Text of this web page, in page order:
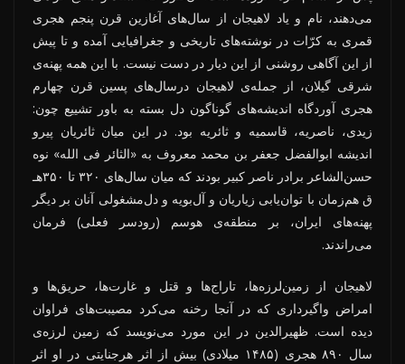
می‌دهند، نام و یاد لاهیجان از سال‌های آغازین قرن پنجم هجری
قمری به کرّات در نوشته‌های تاریخی و جغرافیایی آمده و تا پیش
از این آگاهی روشنی از این دیار در دست نیست. با این همه پهنه‌ی
شرقی گیلان، از جمله‌ی لاهیجان درسال‌های پسین قرن چهارم
هجری آوردگاه اندیشه‌های گوناگون دل بسته به باور تشییع چون:
زیدی، ناصریه، قاسمیه و ثائریه بود. در این میان ثائریان پیرو
اندیشه ابوالفضل جعفر بن محمد معروف به «الثائر فی الله» نوه
حسن‌الشاعر برادر ناصر کبیر بودند که میان سال‌های ۳۲۰ تا ۳۵۰هـ
ق هم‌زمان با توان‌یابی زیاریان و آل‌بویه و دل‌مشغولی آنان بر دیگر
پهنه‌های ایران، بر منطقه‌ی هوسم (رودسر فعلی) فرمان
می‌راندند.
لاهیجان از زمین‌لرزه‌ها، تاراج‌ها و قتل و غارت‌ها، حریق‌ها و
امراض واگیرداری که در آنجا رخنه می‌کرد مصیبت‌های فراوان
دیده است. ظهیرالدین در این مورد می‌نویسد که زمین لرزه‌ی
سال ۸۹۰ هجری (۱۴۸۵ میلادی) بیش از اثر هرجنایتی در او اثر